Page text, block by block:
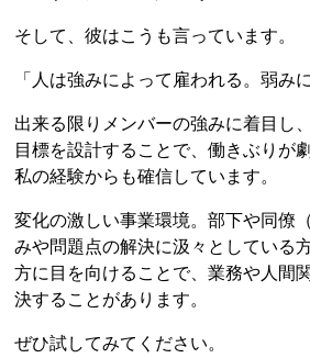
そして、彼はこうも言っています。
「人は強みによって雇われる。弱み
出来る限りメンバーの強みに着目し
目標を設計することで、働きぶりが
私の経験からも確信しています。
変化の激しい事業環境。部下や同僚
みや問題点の解決に汲々としている
方に目を向けることで、業務や人間
決することがあります。
ぜひ試してみてください。